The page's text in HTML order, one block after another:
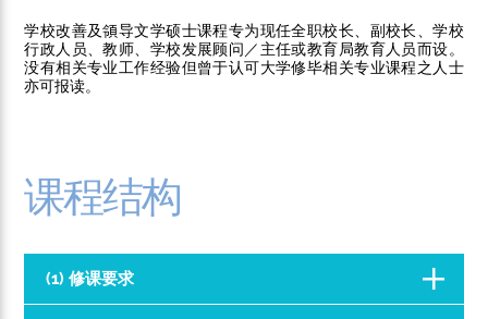
学校改善及領导文学硕士课程专为现任全职校长、副校长、学校
行政人员、教师、学校发展顾问／主任或教育局教育人员而设。
没有相关专业工作经验但曾于认可大学修毕相关专业课程之人士
亦可报读。
课程结构
(1) 修课要求